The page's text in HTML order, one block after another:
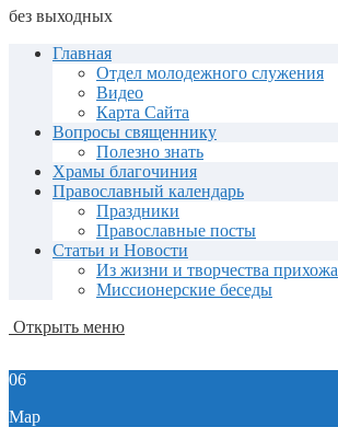
без выходных
Главная
Отдел молодежного служения
Видео
Карта Сайта
Вопросы священнику
Полезно знать
Храмы благочиния
Православный календарь
Праздники
Православные посты
Статьи и Новости
Из жизни и творчества
Миссионерские беседы
Открыть меню
06
Мар